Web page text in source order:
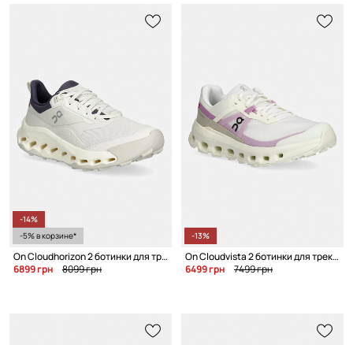
-14%
-5% в корзине*
On Cloudhorizon 2 ботинки для треккинга для женщин
6899 грн
8099 грн
-13%
On Cloudvista 2 ботинки для треккинга для женщин
6499 грн
7499 грн